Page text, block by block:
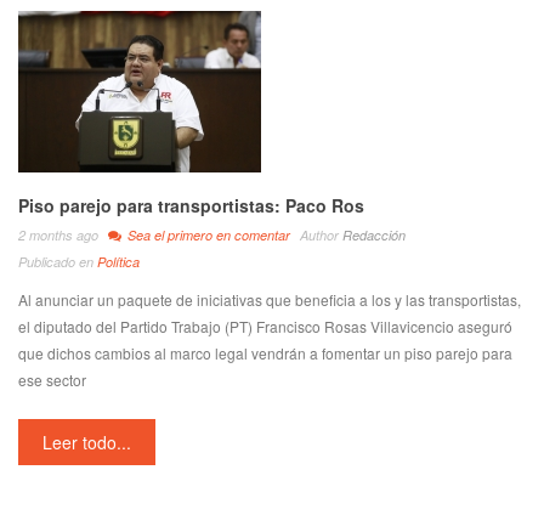
Piso parejo para transportistas: Paco Ros
2 months ago Sea el primero en comentar Author Redacción
Publicado en Política
Al anunciar un paquete de iniciativas que beneficia a los y las transportistas,
el diputado del Partido Trabajo (PT) Francisco Rosas Villavicencio aseguró
que dichos cambios al marco legal vendrán a fomentar un piso parejo para
ese sector
Leer todo...